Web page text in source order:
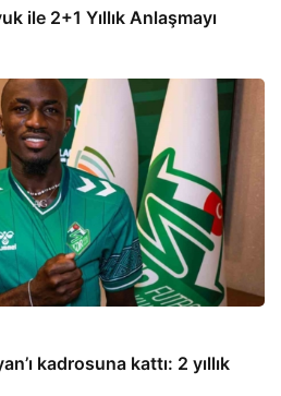
ile 2+1 Yıllık Anlaşmayı
kadrosuna kattı: 2 yıllık